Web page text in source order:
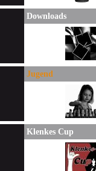
Downloads
Jugend
Klenkes Cup